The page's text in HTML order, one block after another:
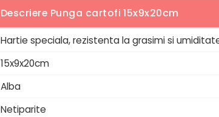
Descriere Punga cartofi 15x9x20cm
Hartie speciala, rezistenta la grasimi si
15x9x20cm
Alba
Netiparite